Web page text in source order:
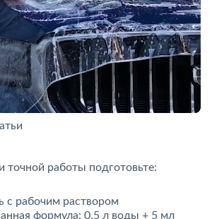
работы подготовьте:
с рабочим раствором
формула: 0,5 л воды + 5 мл